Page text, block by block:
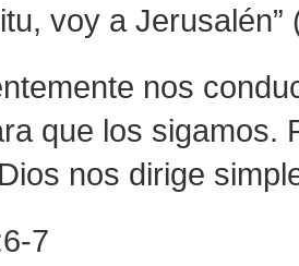
voy a Jerusalén”
nos
que los sigamos.
nos dirige
7